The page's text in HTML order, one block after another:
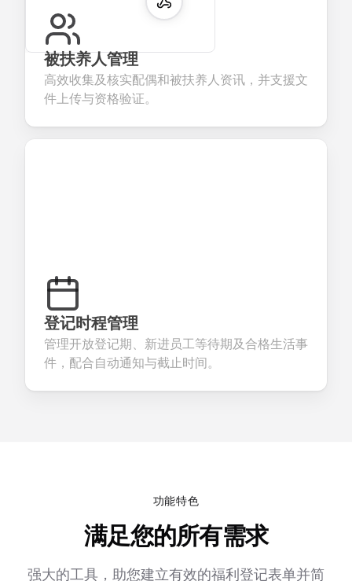
被扶养人管理
高效收集及核实配偶和被扶养人资讯，并支援文
件上传与资格验证。
登记时程管理
管理开放登记期、新进员工等待期及合格生活事
件，配合自动通知与截止时间。
功能特色
满足您的所有需求
强大的工具，助您建立有效的福利登记表单并简